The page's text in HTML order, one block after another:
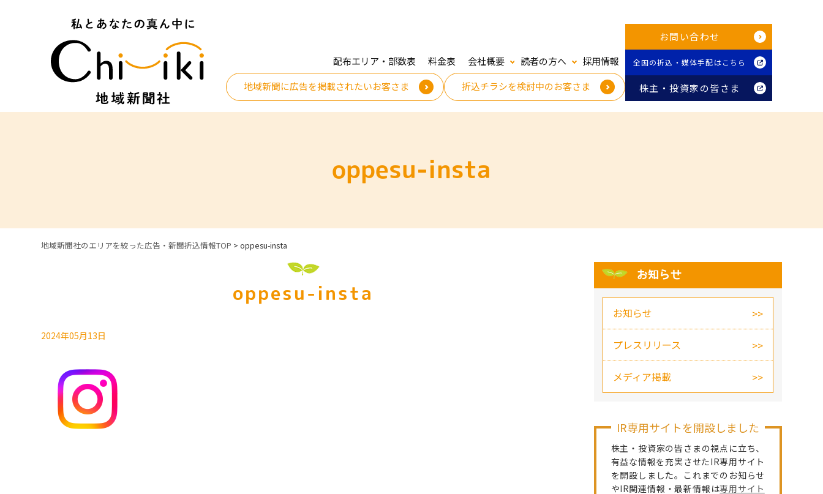
配布エリア・部数表 料金表 会社概要 読者の方へ
採用情報
地域新聞に広告を掲載されたいお客さま
折込チラシを検討中のお客さま
お問い合わせ
全国の折込・媒体手配はこちら
株主・投資家の皆さま
oppesu-insta
地域新聞社のエリアを絞った広告・新聞折込情報TOP >oppesu-insta
oppesu-insta
2024年05月13日
お知らせ
お知らせ
プレスリリース
メディア掲載
IR専用サイトを開設しました
株主・投資家の皆さまの視点に立ち、
有益な情報を充実させたIR専用サイト
を開設しました。これまでのお知らせ
やIR関連情報・最新情報は専用サイト